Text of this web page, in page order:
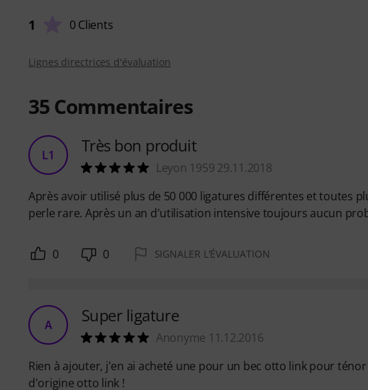
1 0 Clients
Lignes directrices d'évaluation
35 Commentaires
L1 Très bon produit
Leyon 1959 29.11.2018
Après avoir utilisé plus de 50 000 ligatures différentes et toutes
perle rare. Après un an d'utilisation intensive toujours aucun
0 0 SIGNALER L'ÉVALUATION
A Super ligature
Anonyme 11.12.2016
Rien à ajouter, j'en ai acheté une pour un bec otto link pour
d'origine otto link !